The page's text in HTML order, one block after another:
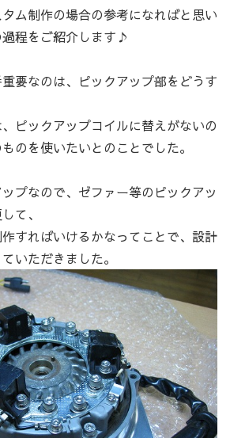
ム制作の場合の参考になればと思い
程をご紹介します♪
要なのは、ピックアップ部をどうす
ピックアップコイルに替えがないの
のを使いたいとのことでした。
プなので、ゼファー等のピックアッ
て、
すればいけるかなってことで、設計
いただきました。